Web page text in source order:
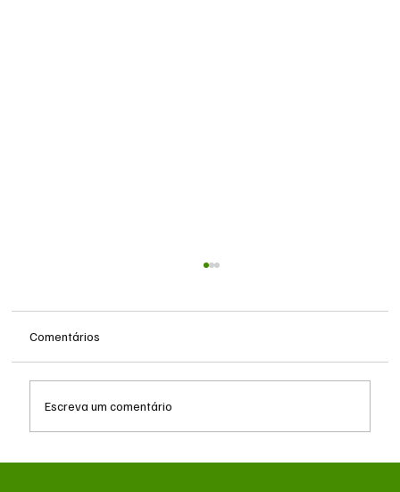
Comentários
Escreva um comentário